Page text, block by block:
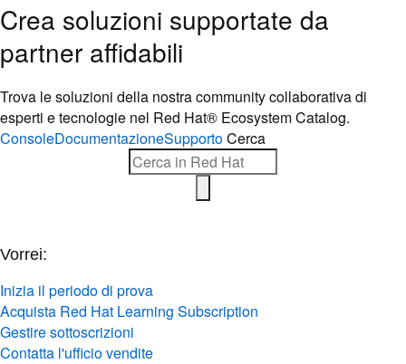
Crea soluzioni supportate da
partner affidabili
Trova le soluzioni della nostra community collaborativa di
esperti e tecnologie nel Red Hat® Ecosystem Catalog.
ConsoleDocumentazioneSupportoCerca
Vorrei:
Inizia il periodo di prova
Acquista Red Hat Learning Subscription
Gestire sottoscrizioni
Contatta l'ufficio vendite